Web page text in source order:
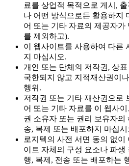
료를 상업적 목적으로 게시,
나 어떤 방식으로든 활용하지
어 또는 기타 자료의 제공자가
를 제외하고).
이 웹사이트를 사용하여 다른
지 마십시오.
개인 또는 단체의 저작권, 상
국한되지 않고 지적재산권이
행위.
저작권 또는 기타 재산권으로
어 또는 기타 자료를 이 웹사
권 소유자 또는 권리 보유자의
송, 복제 또는 배포하지 마십시
로지텍의 사전 서면 동의 없
이트 자체의 구성 요소나 파생
행, 복제, 전송 또는 배포하는